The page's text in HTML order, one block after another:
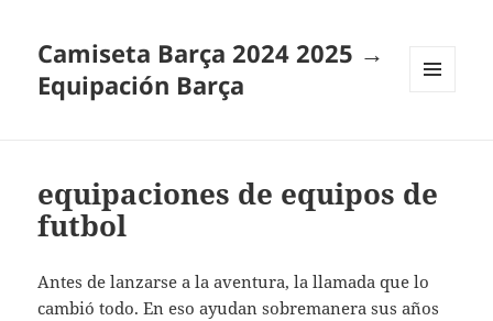
Camiseta Barça 2024 2025 →
Equipación Barça
equipaciones de equipos de
futbol
Antes de lanzarse a la aventura, la llamada que lo
cambió todo. En eso ayudan sobremanera sus años